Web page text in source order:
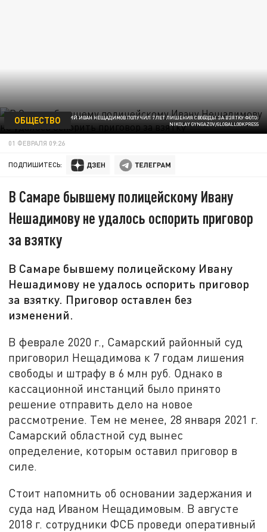
БЫВШИЙ ПОЛИЦЕЙСКИЙ ИВАН НЕЩАДИМОВ ПОЛУЧИЛ 7 ЛЕТ ЛИШЕНИЯ СВОБОДЫ ЗА ВЗЯТКУ ФОТО:
NIKOLAY GYNGAZOV/GLOBALLOOKPRESS
ОБЩЕСТВО
01 ФЕВРАЛЯ 09:26
ПОДПИШИТЕСЬ:
В Самаре бывшему полицейскому Ивану
Нешадимову не удалось оспорить приговор
за взятку
В Самаре бывшему полицейскому Ивану
Нешадимову не удалось оспорить приговор
за взятку. Приговор оставлен без
изменений.
В феврале 2020 г., Самарский районный суд
приговорил Нещадимова к 7 годам лишения
свободы и штрафу в 6 млн руб. Однако в
кассационной инстанций было принято
решение отправить дело на новое
рассмотрение. Тем не менее, 28 января 2021 г.
Самарский областной суд вынес
определение, которым оставил приговор в
силе.
Стоит напомнить об основании задержания и
суда над Иваном Нещадимовым. В августе
2018 г. сотрудники ФСБ проведи оперативный